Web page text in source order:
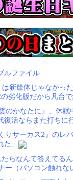
ルファイル
は新筐体じゃなかっ
劣化版だから凡台で
のかなたに』、休
活ならまた打ちに
りサーカス2』のレ
」
らなんて答えてる
ー（パソコン触れな